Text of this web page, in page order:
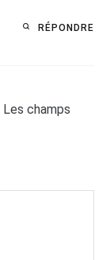
RÉPONDRE
Les champs